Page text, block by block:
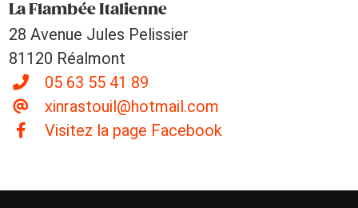
La Flambée Italienne
28 Avenue Jules Pelissier
81120 Réalmont
05 63 55 41 89
xinrastouil@hotmail.com
Visitez la page Facebook